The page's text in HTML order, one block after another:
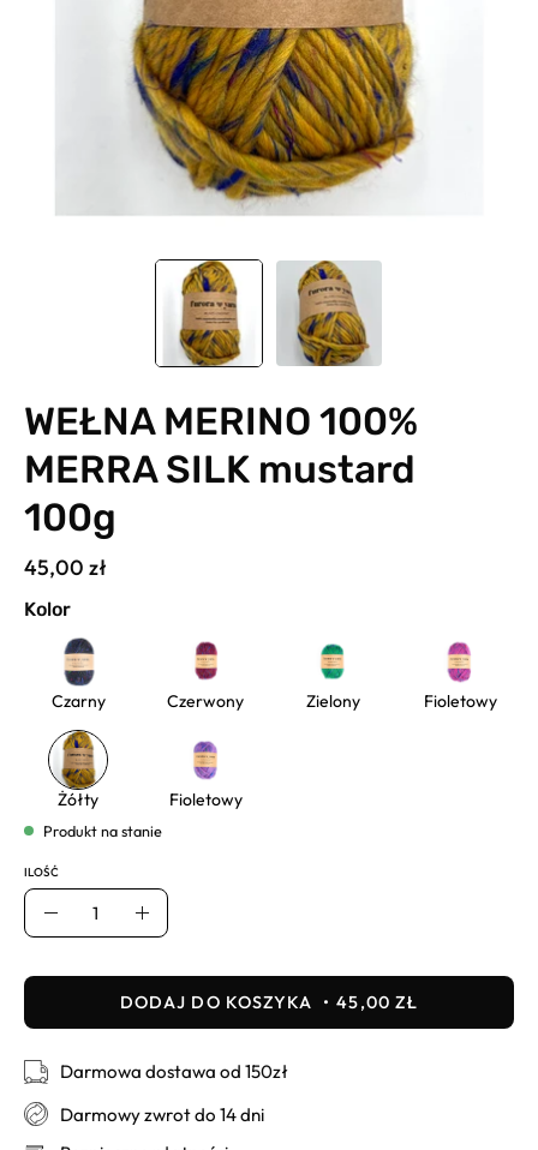
WEŁNA MERINO 100%
MERRA SILK mustard
100g
45,00 zł
Kolor
Czarny Czerwony Zielony Fioletowy
Żółty Fioletowy
Produkt na stanie
ILOŚĆ
Ilość
Dodaj
DODAJ DO KOSZYKA 45,00 ZŁ
Darmowa dostawa od 150zł
Darmowy zwrot do 14 dni